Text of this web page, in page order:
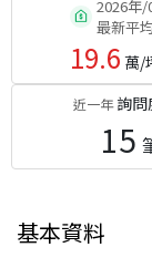
2026年/
最新平
19.6 萬/
近一年詢問
15
基本資料